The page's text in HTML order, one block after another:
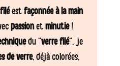
estfaçonnée à la main
passionetminutie!
du “verre filé“, je
de verre, déjà colorées,